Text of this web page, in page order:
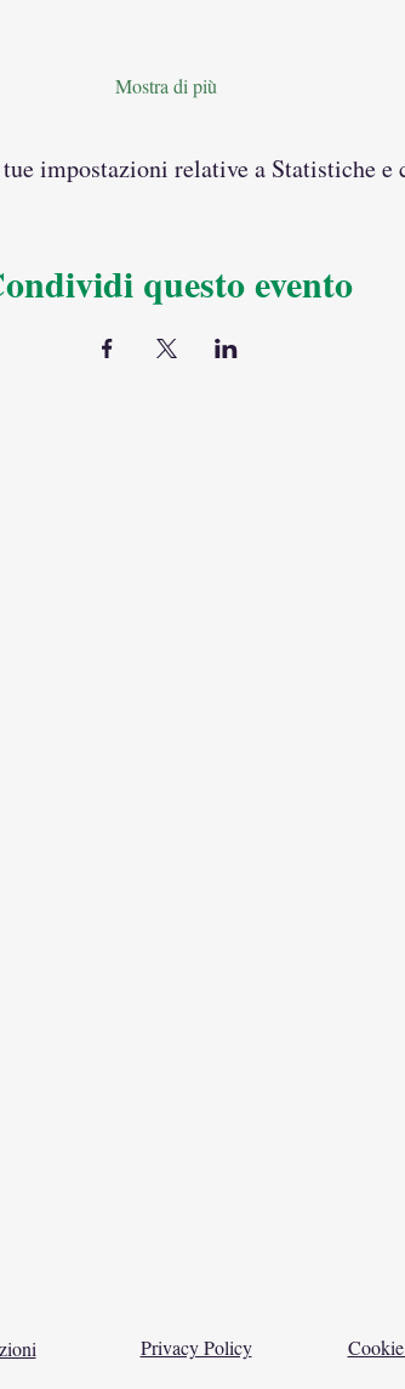
Mostra di più
impostazioni relative a Statistiche
questo evento
Privacy Policy